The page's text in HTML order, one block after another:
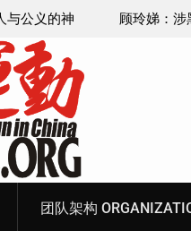
刑事报案信
团队架构